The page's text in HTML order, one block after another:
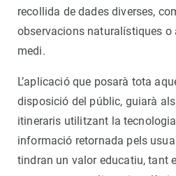
recollida de dades diverses,
observacions naturalístiques o
medi.
L’aplicació que posarà tota
disposició del públic, guiarà
itineraris utilitzant la
informació retornada pels
tindran un valor educatiu, tant